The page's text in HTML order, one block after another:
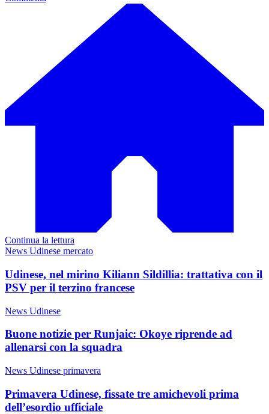
Continua la lettura
News Udinese mercato
Udinese, nel mirino Kiliann Sildillia: trattativa con il
PSV per il terzino francese
News Udinese
Buone notizie per Runjaic: Okoye riprende ad
allenarsi con la squadra
News Udinese primavera
Primavera Udinese, fissate tre amichevoli prima
dell’esordio ufficiale